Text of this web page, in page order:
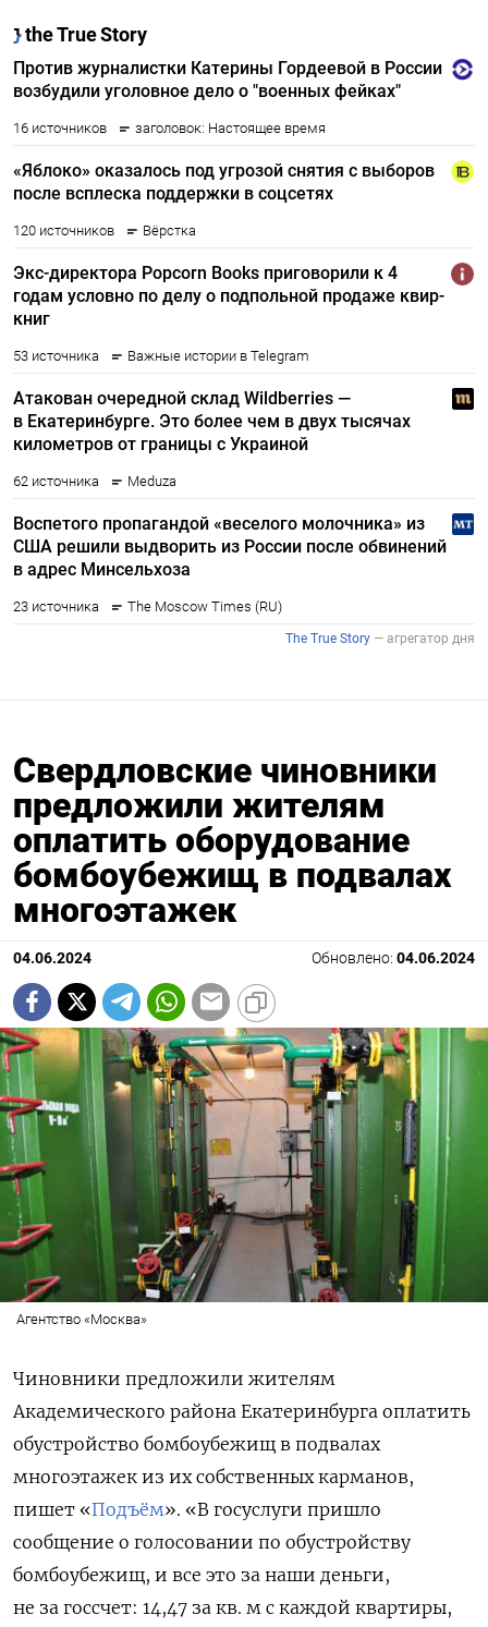
Свердловские чиновники
предложили жителям
оплатить оборудование
бомбоубежищ в подвалах
многоэтажек
04.06.2024 Обновлено: 04.06.2024
Агентство «Москва»
Чиновники предложили жителям
Академического района Екатеринбурга оплатить
обустройство бомбоубежищ в подвалах
многоэтажек из их собственных карманов,
пишет «Подъём». «В госуслуги пришло
сообщение о голосовании по обустройству
бомбоубежищ, и все это за наши деньги,
не за госсчет: 14,47 за кв. м с каждой квартиры,